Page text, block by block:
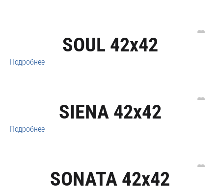
SOUL 42x42
Подробнее
SIENA 42x42
Подробнее
SONATA 42x42